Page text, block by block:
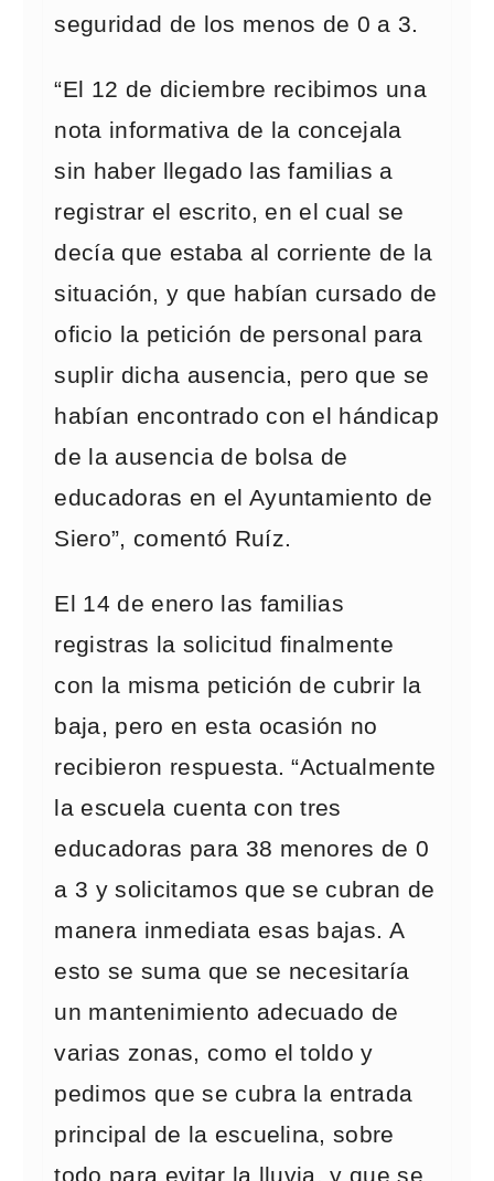
seguridad de los menos de 0 a 3.
“El 12 de diciembre recibimos una
nota informativa de la concejala
sin haber llegado las familias a
registrar el escrito, en el cual se
decía que estaba al corriente de la
situación, y que habían cursado de
oficio la petición de personal para
suplir dicha ausencia, pero que se
habían encontrado con el hándicap
de la ausencia de bolsa de
educadoras en el Ayuntamiento de
Siero”, comentó Ruíz.
El 14 de enero las familias
registras la solicitud finalmente
con la misma petición de cubrir la
baja, pero en esta ocasión no
recibieron respuesta. “Actualmente
la escuela cuenta con tres
educadoras para 38 menores de 0
a 3 y solicitamos que se cubran de
manera inmediata esas bajas. A
esto se suma que se necesitaría
un mantenimiento adecuado de
varias zonas, como el toldo y
pedimos que se cubra la entrada
principal de la escuelina, sobre
todo para evitar la lluvia, y que se